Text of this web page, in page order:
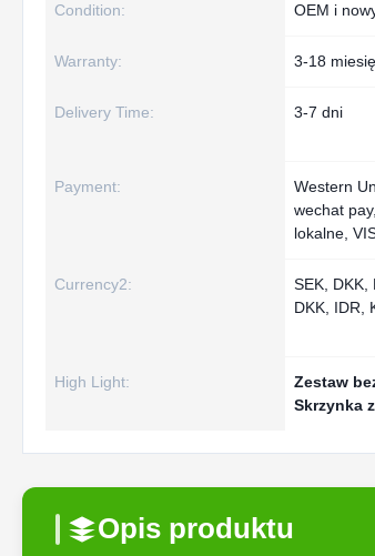
Condition: OEM i
Warranty: 3-18
Delivery Time: 3-7 dni
Payment:
Western
wechat
lokalne,
Currency2:
SEK, DKK,
DKK, IDR,
High Light: Zestaw
Skrzynka
Opis produktu